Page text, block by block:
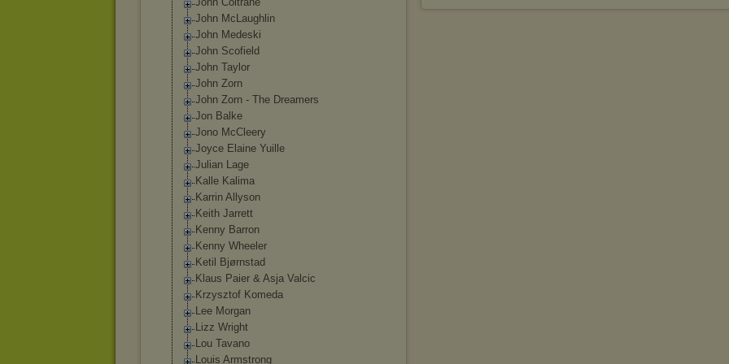
John McLaughlin
John Medeski
John Scofield
John Taylor
John Zorn
John Zorn - The Dreamers
Jon Balke
Jono McCleery
Joyce Elaine Yuille
Julian Lage
Kalle Kalima
Karrin Allyson
Keith Jarrett
Kenny Barron
Kenny Wheeler
Ketil Bjørnstad
Klaus Paier & Asja Valcic
Krzysztof Komeda
Lee Morgan
Lizz Wright
Lou Tavano
Louis Armstrong